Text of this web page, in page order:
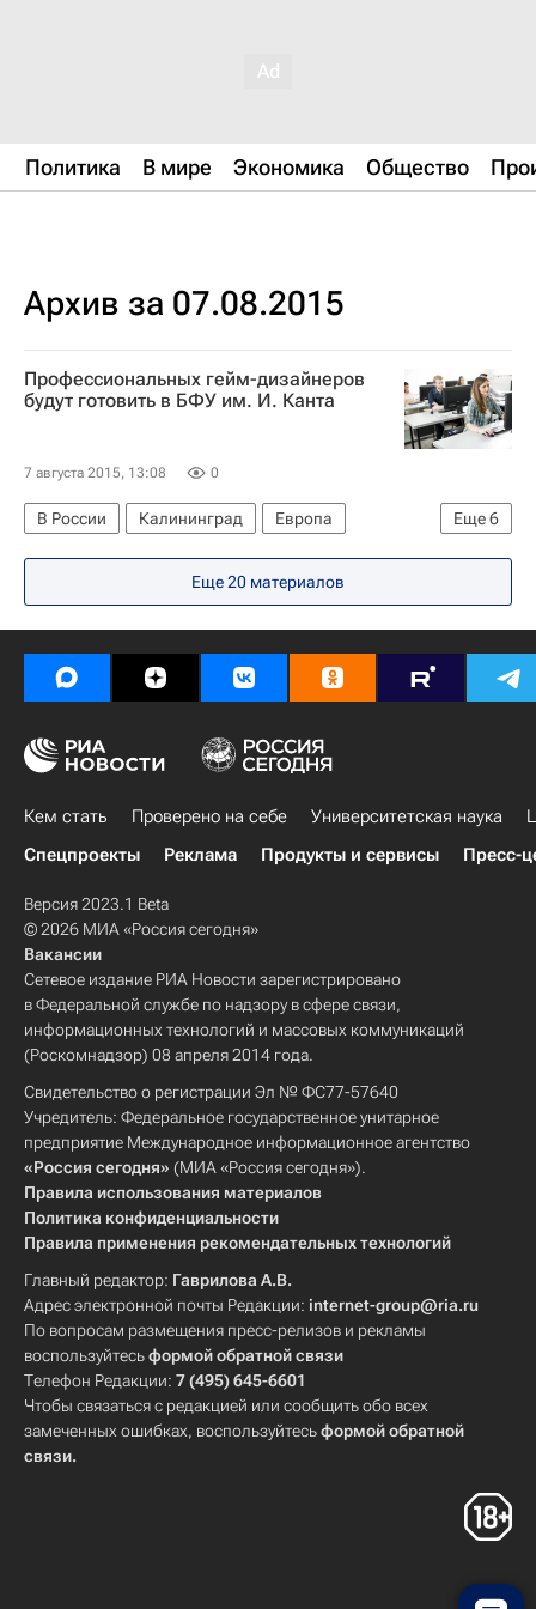
Политика В мире Экономика Общество
Архив за 07.08.2015
Профессиональных гейм-дизайнеров
будут готовить в БФУ им. И. Канта
7 августа 2015, 13:08 0
Еще6
В России Калининград
Европа
Калининградская область
Северо-Западный ФО
Весь мир
Балтийский федеральный университет
Вузы
Россия
Еще 20 материалов
Кем стать Проверено на себе Университетская наука
Спецпроекты
Реклама Продукты и сервисы Пресс-
Версия 2023.1 Beta
© 2026 МИА «Россия сегодня»
Вакансии
Сетевое издание РИА Новости зарегистрировано
в Федеральной службе по надзору в сфере связи,
информационных технологий и массовых коммуникаций
(Роскомнадзор) 08 апреля 2014 года.
Свидетельство о регистрации Эл № ФС77-57640
Учредитель: Федеральное государственное унитарное
предприятие Международное информационное агентство
«Россия сегодня» (МИА «Россия сегодня»).
Правила использования материалов
Политика конфиденциальности
Правила применения рекомендательных технологий
Главный редактор: Гаврилова А.В.
Адрес электронной почты Редакции: internet-group@ria.ru
По вопросам размещения пресс-релизов и рекламы
воспользуйтесьформой обратной связи
Телефон Редакции: 7 (495) 645-6601
Чтобы связаться с редакцией или сообщить обо всех
замеченных ошибках, воспользуйтесьформой обратной
связи.